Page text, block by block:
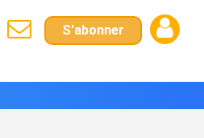
S'abonner